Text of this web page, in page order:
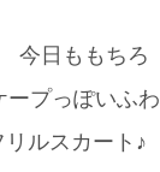
今日ももちろ
プっぽいふわ
ルスカート♪